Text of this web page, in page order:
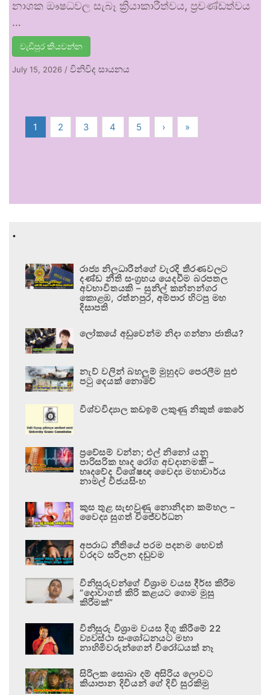
නාශක ඖෂධවල සැබෑ ක්‍රියාකාරීත්වය, ප්‍රචණ්ඩත්වය
…
වැඩිපුර කියවන්න
July 15, 2026 / විනිවිද සායනය
1 2 3 4 5 › »
.
රාජ්‍ය නිලධාරීන්ගේ වැරදි තීරණවලට
දණ්ඩ නීති සංග්‍රහය යෙදවීම බරපතල
අවභාවිතයකි – සුනිල් කන්නන්ගර
කොළඹ, රත්නපුර, අම්පාර හිටපු මහ
දිසාපති
ලෝකයේ අඩුවෙන්ම නිදා ගන්නා ජාතිය?
නැව් වලින් බහලුම් මුහුදට පෙරලීම සුළු
පටු දෙයක් නොවේ
විශ්වවිද්‍යාල කඩඉම් ලකුණු නිකුත් කෙරේ
ප්‍රවේසම් වන්න; එල් නිනෝ යනු
පාරිසරික හෘද රෝග අවදානමකි –
හෘදවේද විශේෂඥ වෛද්‍ය මහාචාර්ය
නාමල් විජයසිංහ
කුස තුළ සැඟවුණු නොනිදන කම්හල –
වෛද්‍ය සුගත් විජේවර්ධන
අපරාධ නීතියේ පරම පදනම හෙවත්
වරදට සරිලන දඬුවම
විනිසුරුවන්ගේ විශ්‍රාම වයස දීර්ඝ කිරීම
“දොවාගත් කිරි කළයට ගොම මුසු
කිරීමක්”
විනිසුරු විශ්‍රාම වයස දිගු කිරීමේ 22
ව්‍යවස්ථා සංශෝධනයට මහා
නාහිමිවරුන්ගෙන් විරෝධයක් නෑ
සිරිලක සොබා දම් අසිරිය ලොවට
කියාපාන දිවියන් ගේ දිවි සුරකිමු